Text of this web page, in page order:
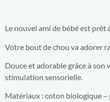
Le nouvel ami de bébé est prêt
Votre bout de chou va adorer
Douce et adorable grâce à
stimulation sensorielle.
Matériaux : coton biologique –